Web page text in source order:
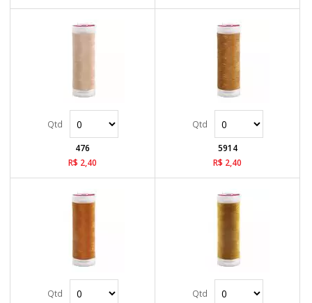
476
R$ 2,40
5914
R$ 2,40